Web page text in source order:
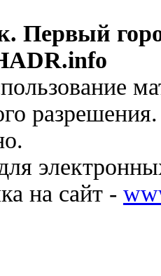
Первый
на сайт -